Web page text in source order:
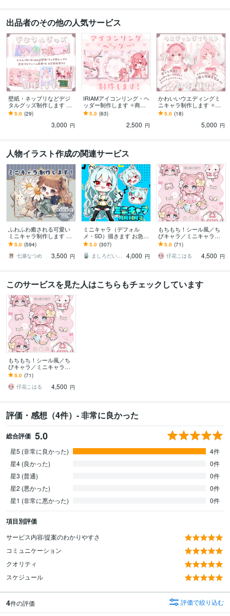
出品者のその他の人気サービス
壁紙・ネップリなどデジ
タルグッズ制作します ✧
商用利用込み✧シンプルも
立体感のあるデザインも
5.0 (29)
3,000 円
IRIAMアイコンリング・ヘ
ッダー制作します ✧商用
利用込み✧シンプルや立体
感のあるデザインが得意
5.0 (63)
2,500 円
かわいいウエディングミ
ニキャラ制作します ✧商
用利用込み✧繊細でボリュ
ームたっぷりなカスタム
5.0 (18)
5,000 円
人物イラスト作成の関連サービス
ふわふわ癒される可愛い
ミニキャラ制作します SN
Sアイコン、動画や配信
用、グッズなど様々な用
途に❁
5.0 (594)
七瀬なつめ
3,500 円
ミニキャラ（デフォル
メ・SD）描きます お急ぎ
の方もご相談くださいま
せ(別途料金は発生します)
5.0 (307)
ましろだいふく
4,000 円
もちもち！シール風／ち
びキャラ／ミニキャラ描
きます 動画や配信、グッ
ズ映え◎シール紙やネッ
プリにもおすすめ！
5.0 (71)
仔花こはる
4,500 円
このサービスを見た人はこちらもチェックしています
もちもち！シール風／ち
びキャラ／ミニキャラ描
きます 動画や配信、グッ
ズ映え◎シール紙やネッ
プリにもおすすめ！
5.0 (71)
仔花こはる
4,500 円
評価・感想（4件）- 非常に良かった
総合評価 5.0
星5 (非常に良かった)
4件
星4 (良かった)
0件
星3 (普通)
0件
星2 (悪かった)
0件
星1 (非常に悪かった)
0件
項目別評価
サービス内容/提案のわかりやすさ
コミュニケーション
クオリティ
スケジュール
4件の評価 評価で絞り込む